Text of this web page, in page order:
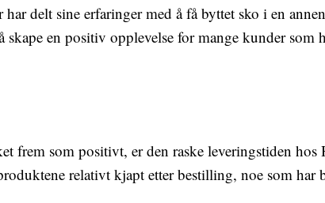
delt sine erfaringer med å få byttet sko i en
en positiv opplevelse for mange kunder som
frem som positivt, er den raske leveringstiden
relativt kjapt etter bestilling, noe som har